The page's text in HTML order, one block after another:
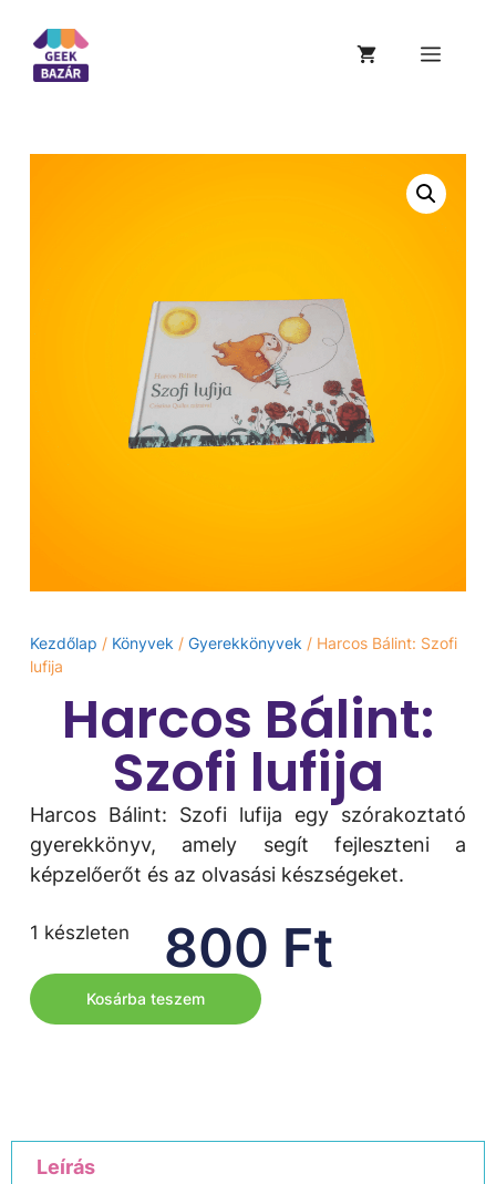
Kezdőlap / Könyvek / Gyerekkönyvek / Harcos Bálint: Szofi ​
lufija
Harcos Bálint:
Szofi ​lufija
Harcos Bálint: Szofi ​lufija egy szórakoztató
gyerekkönyv, amely segít fejleszteni a
képzelőerőt és az olvasási készségeket.
800 Ft
1 készleten
Kosárba teszem
Leírás